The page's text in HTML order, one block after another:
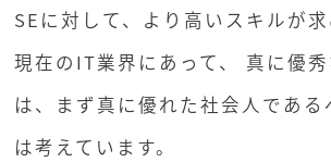
SEに対して、より高いスキルが
現在のIT業界にあって、
真に優
は、まず真に優れた社会人である
は考えています。